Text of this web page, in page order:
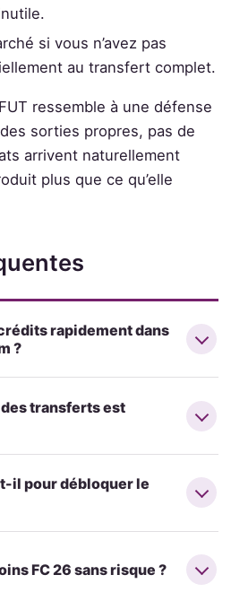
si vous n’avez pas
au transfert complet.
ressemble à une défense
sorties propres, pas de
arrivent naturellement
plus que ce qu’elle
rapidement dans
?
transferts est
il pour débloquer le
FC 26 sans risque ?